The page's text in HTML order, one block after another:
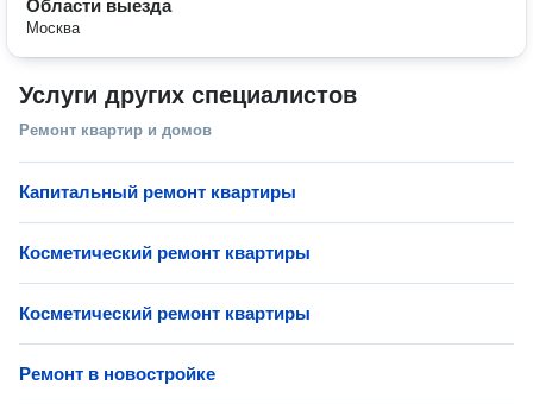
Области выезда
Москва
Услуги других специалистов
Ремонт квартир и домов
Капитальный ремонт квартиры
Косметический ремонт квартиры
Косметический ремонт квартиры
Ремонт в новостройке